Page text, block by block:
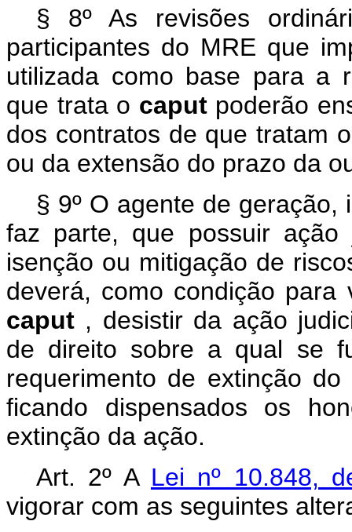
§ 8º As revisões
participantes do MRE que
utilizada como base para a
que trata o caput poderão
dos contratos de que tratam
ou da extensão do prazo da
§ 9º O agente de
faz parte, que possuir
isenção ou mitigação de
deverá, como condição para
caput , desistir da ação
de direito sobre a qual se
requerimento de extinção
ficando dispensados os
extinção da ação.
Art. 2º A Lei nº 10.848,
vigorar com as seguintes